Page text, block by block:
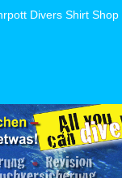
Divers Shirt Shop